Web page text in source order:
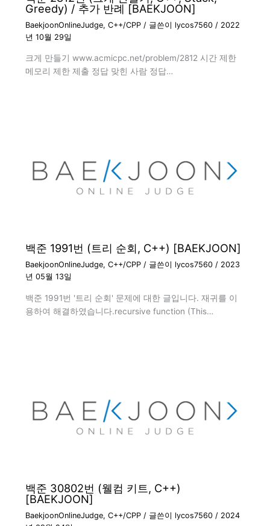
Greedy) / 추가 반례 [BAEKJOON]
BaekjoonOnlineJudge, C++/CPP/ 글쓴이 lycos7560 / 2022
년 10월 29일
크게 만들기 www.acmicpc.net/problem/2812 시간 제한
메모리 제한 제출 정답 맞힌 사람 정답…
백준 1991번 (트리 순회, C++) [BAEKJOON]
BaekjoonOnlineJudge, C++/CPP/ 글쓴이 lycos7560 / 2023
년 05월 13일
백준 1991번 '트리 순회' 문제에 대한 글입니다. 재귀를 이
용하여 해결하였습니다.recursive function (This…
백준 30802번 (웰컴 키트, C++)
[BAEKJOON]
BaekjoonOnlineJudge, C++/CPP/ 글쓴이 lycos7560 / 2024